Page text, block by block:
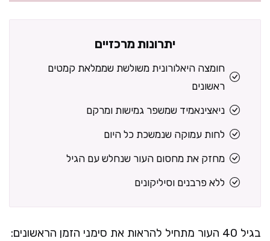
יתרונות מרכזיים
חומצה היאלורונית משולשת שממלאת קמטים
ראשונים
ניאצינאמיד שמשפר גמישות ומרקם
לחות עמוקה שנמשכת כל היום
מחזק את מחסום העור שנחלש עם הגיל
ללא פרבנים וסיליקונים
בגיל 40 העור מתחיל להראות את סימני הזמן הראשונים: